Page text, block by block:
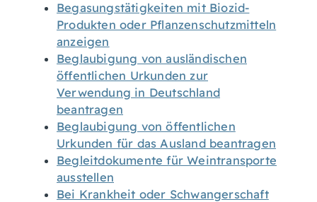
Begasungstätigkeiten mit Biozid-
Produkten oder Pflanzenschutzmitteln
anzeigen
Beglaubigung von ausländischen
öffentlichen Urkunden zur
Verwendung in Deutschland
beantragen
Beglaubigung von öffentlichen
Urkunden für das Ausland beantragen
Begleitdokumente für Weintransporte
ausstellen
Bei Krankheit oder Schwangerschaft